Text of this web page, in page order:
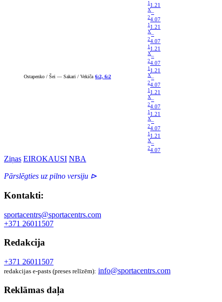
Ostapenko / Šei — Sakari / Vekiča 6:2, 6:2
1 1.21
X–
24.07
1 1.21
X–
24.07
1 1.21
X–
24.07
1 1.21
X–
24.07
1 1.21
X–
24.07
1 1.21
X–
24.07
1 1.21
X–
24.07
Ziņas EIROKAUSI NBA
Pārslēgties uz pilno versiju ⊳
Kontakti:
sportacentrs@sportacentrs.com
+371 26011507
Redakcija
+371 26011507
redakcijas e-pasts (preses relīzēm): info@sportacentrs.com
Reklāmas daļa